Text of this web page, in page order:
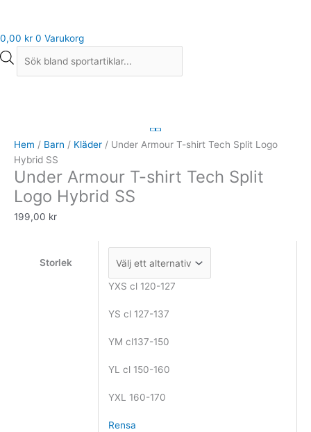
0,00 kr 0 Varukorg
Hem / Barn / Kläder / Under Armour T-shirt Tech Split Logo
Hybrid SS
Under Armour T-shirt Tech Split
Logo Hybrid SS
199,00 kr
Storlek
YXS cl 120-127
YS cl 127-137
YM cl137-150
YL cl 150-160
YXL 160-170
Rensa
shirt
Tech
Split
Logo
Hybrid
SS